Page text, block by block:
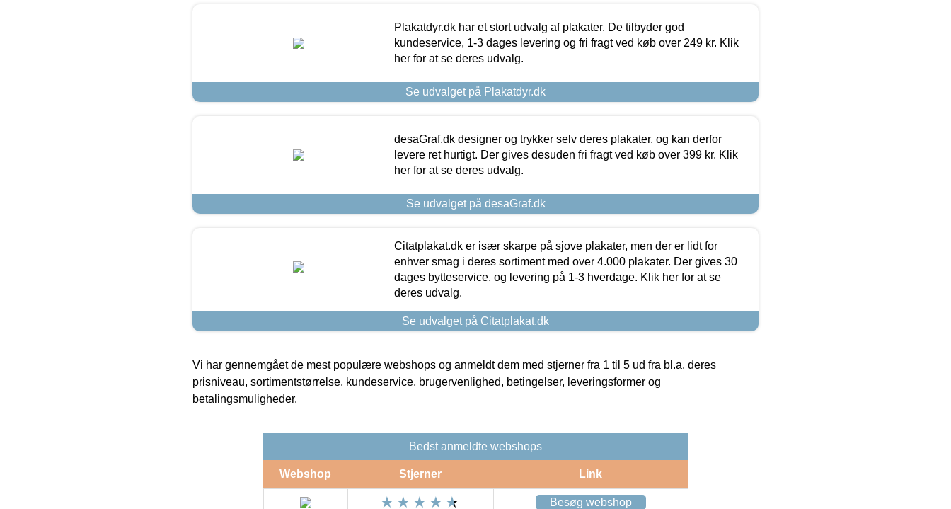
Plakatdyr.dk har et stort udvalg af plakater. De tilbyder god
kundeservice, 1-3 dages levering og fri fragt ved køb over 249 kr. Klik
her for at se deres udvalg.
Se udvalget på Plakatdyr.dk
desaGraf.dk designer og trykker selv deres plakater, og kan derfor
levere ret hurtigt. Der gives desuden fri fragt ved køb over 399 kr. Klik
her for at se deres udvalg.
Se udvalget på desaGraf.dk
Citatplakat.dk er især skarpe på sjove plakater, men der er lidt for
enhver smag i deres sortiment med over 4.000 plakater. Der gives 30
dages bytteservice, og levering på 1-3 hverdage. Klik her for at se
deres udvalg.
Se udvalget på Citatplakat.dk
Vi har gennemgået de mest populære webshops og anmeldt dem med stjerner fra 1 til 5 ud fra bl.a. deres
prisniveau, sortimentstørrelse, kundeservice, brugervenlighed, betingelser, leveringsformer og
betalingsmuligheder.
Bedst anmeldte webshops
Webshop Stjerner Link
Besøg webshop